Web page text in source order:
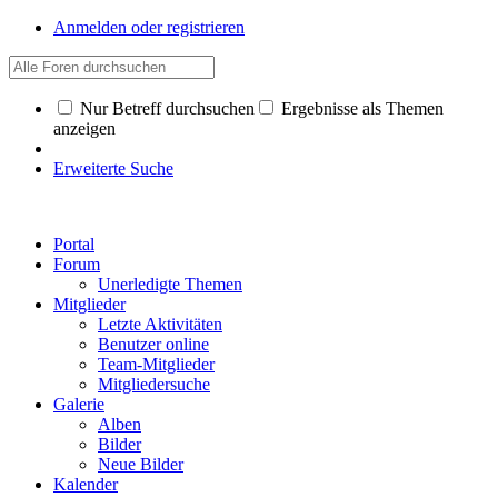
Anmelden oder registrieren
Nur Betreff durchsuchen
Ergebnisse als Themen
anzeigen
Erweiterte Suche
Portal
Forum
Unerledigte Themen
Mitglieder
Letzte Aktivitäten
Benutzer online
Team-Mitglieder
Mitgliedersuche
Galerie
Alben
Bilder
Neue Bilder
Kalender